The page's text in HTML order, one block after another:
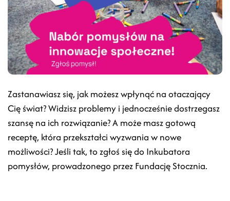
Zastanawiasz się, jak możesz wpłynąć na otaczający
Cię świat? Widzisz problemy i jednocześnie dostrzegasz
szansę na ich rozwiązanie? A może masz gotową
receptę, która przekształci wyzwania w nowe
możliwości? Jeśli tak, to zgłoś się do Inkubatora
pomysłów, prowadzonego przez Fundację Stocznia.